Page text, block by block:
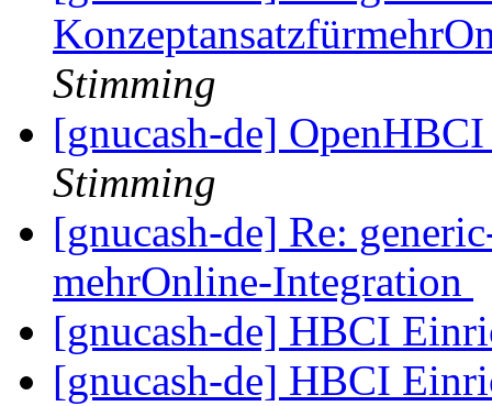
Stimming
[gnucash-de]
Stimming
[gnucash-de] Re:
mehrOnline-Integration
[gnucash-de] HBCI
[gnucash-de] HBCI